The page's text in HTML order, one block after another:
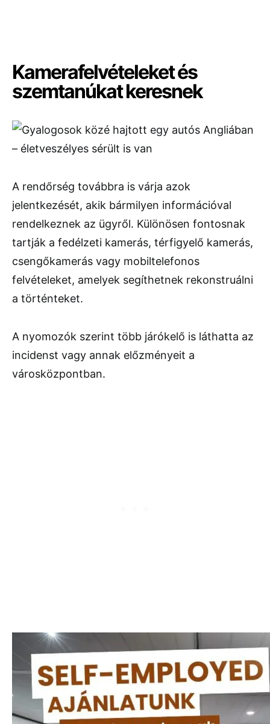
Kamerafelvételeket és
szemtanúkat keresnek
A rendőrség továbbra is várja azok
jelentkezését, akik bármilyen információval
rendelkeznek az ügyről. Különösen fontosnak
tartják a fedélzeti kamerás, térfigyelő kamerás,
csengőkamerás vagy mobiltelefonos
felvételeket, amelyek segíthetnek rekonstruálni
a történteket.
A nyomozók szerint több járókelő is láthatta az
incidenst vagy annak előzményeit a
városközpontban.